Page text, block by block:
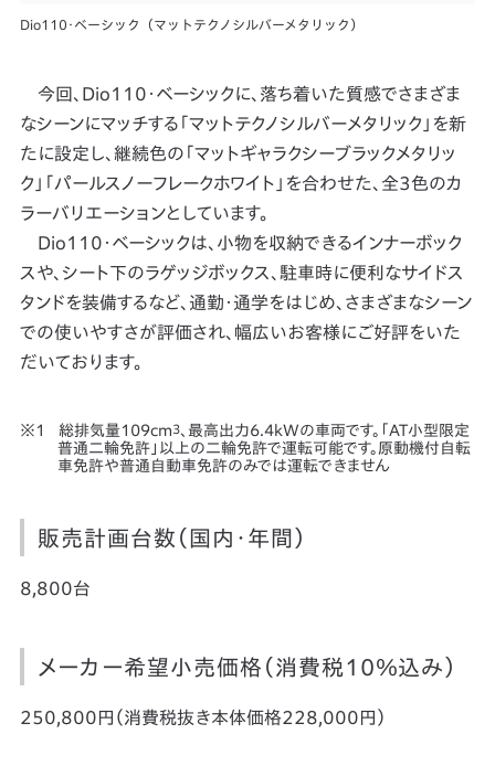
Dio110･ベーシック（マットテクノシルバーメタリック）
今回、Dio110・ベーシックに、落ち着いた質感でさまざま
なシーンにマッチする「マットテクノシルバーメタリック」を新
たに設定し、継続色の「マットギャラクシーブラックメタリッ
ク」「パールスノーフレークホワイト」を合わせた、全3色のカ
ラーバリエーションとしています。
Dio110・ベーシックは、小物を収納できるインナーボック
スや、シート下のラゲッジボックス、駐車時に便利なサイドス
タンドを装備するなど、通勤・通学をはじめ、さまざまなシーン
での使いやすさが評価され、幅広いお客様にご好評をいた
だいております。
総排気量109cm3、最高出力6.4kWの車両です。「AT小型限定
普通二輪免許」以上の二輪免許で運転可能です。原動機付自転
車免許や普通自動車免許のみでは運転できません
販売計画台数（国内・年間）
8,800台
メーカー希望小売価格（消費税10％込み）
250,800円（消費税抜き本体価格228,000円）